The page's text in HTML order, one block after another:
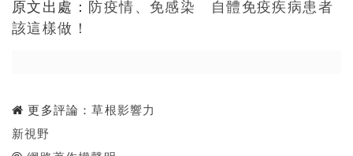
原文出處： 防疫情、免感染 自體免疫疾病患者
該這樣做！
更多評論：草根影響力
新視野